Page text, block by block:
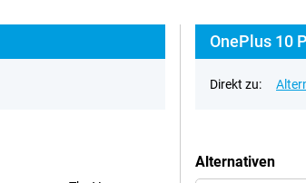
OnePlus 10
Direkt zu:
Alternativen